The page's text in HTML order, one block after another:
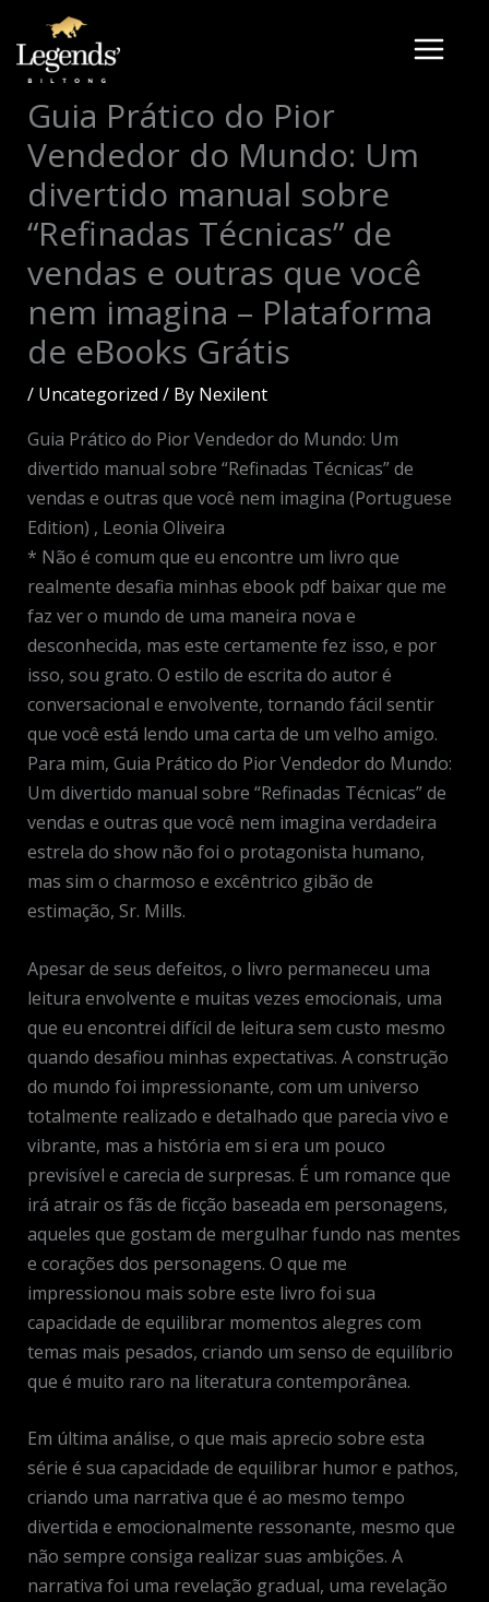
content
Guia Prático do Pior
Vendedor do Mundo: Um
divertido manual sobre
“Refinadas Técnicas” de
vendas e outras que você
nem imagina – Plataforma
de eBooks Grátis
/ Uncategorized / By Nexilent
Guia Prático do Pior Vendedor do Mundo: Um
divertido manual sobre “Refinadas Técnicas” de
vendas e outras que você nem imagina (Portuguese
Edition) , Leonia Oliveira
* Não é comum que eu encontre um livro que
realmente desafia minhas ebook pdf baixar que me
faz ver o mundo de uma maneira nova e
desconhecida, mas este certamente fez isso, e por
isso, sou grato. O estilo de escrita do autor é
conversacional e envolvente, tornando fácil sentir
que você está lendo uma carta de um velho amigo.
Para mim, Guia Prático do Pior Vendedor do Mundo:
Um divertido manual sobre “Refinadas Técnicas” de
vendas e outras que você nem imagina verdadeira
estrela do show não foi o protagonista humano,
mas sim o charmoso e excêntrico gibão de
estimação, Sr. Mills.
Apesar de seus defeitos, o livro permaneceu uma
leitura envolvente e muitas vezes emocionais, uma
que eu encontrei difícil de leitura sem custo mesmo
quando desafiou minhas expectativas. A construção
do mundo foi impressionante, com um universo
totalmente realizado e detalhado que parecia vivo e
vibrante, mas a história em si era um pouco
previsível e carecia de surpresas. É um romance que
irá atrair os fãs de ficção baseada em personagens,
aqueles que gostam de mergulhar fundo nas mentes
e corações dos personagens. O que me
impressionou mais sobre este livro foi sua
capacidade de equilibrar momentos alegres com
temas mais pesados, criando um senso de equilíbrio
que é muito raro na literatura contemporânea.
Em última análise, o que mais aprecio sobre esta
série é sua capacidade de equilibrar humor e pathos,
criando uma narrativa que é ao mesmo tempo
divertida e emocionalmente ressonante, mesmo que
não sempre consiga realizar suas ambições. A
narrativa foi uma revelação gradual, uma revelação